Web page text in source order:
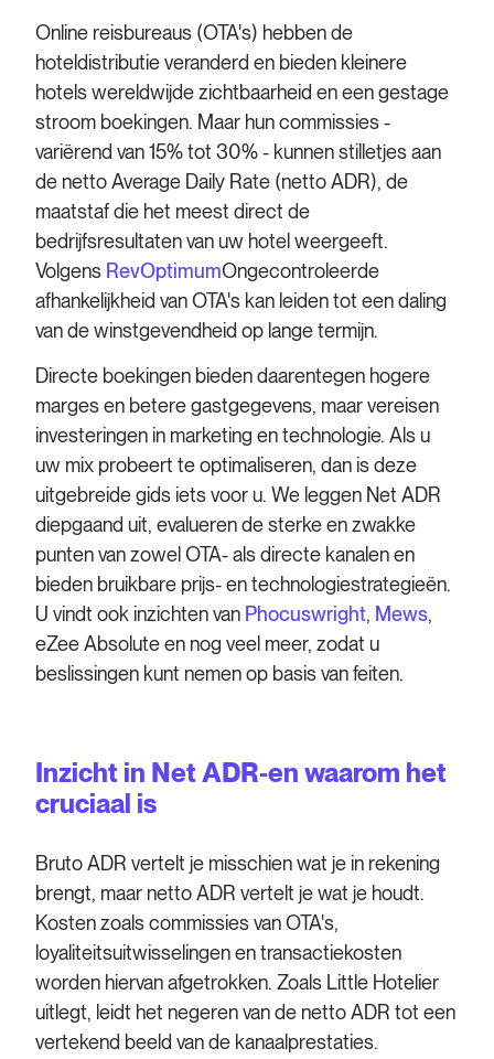
Online reisbureaus (OTA's) hebben de
hoteldistributie veranderd en bieden kleinere
hotels wereldwijde zichtbaarheid en een gestage
stroom boekingen. Maar hun commissies -
variërend van 15% tot 30% - kunnen stilletjes aan
de netto Average Daily Rate (netto ADR), de
maatstaf die het meest direct de
bedrijfsresultaten van uw hotel weergeeft.
Volgens RevOptimumOngecontroleerde
afhankelijkheid van OTA's kan leiden tot een daling
van de winstgevendheid op lange termijn.
Directe boekingen bieden daarentegen hogere
marges en betere gastgegevens, maar vereisen
investeringen in marketing en technologie. Als u
uw mix probeert te optimaliseren, dan is deze
uitgebreide gids iets voor u. We leggen Net ADR
diepgaand uit, evalueren de sterke en zwakke
punten van zowel OTA- als directe kanalen en
bieden bruikbare prijs- en technologiestrategieën.
U vindt ook inzichten van Phocuswright, Mews,
eZee Absolute en nog veel meer, zodat u
beslissingen kunt nemen op basis van feiten.
Inzicht in Net ADR-en waarom het
cruciaal is
Bruto ADR vertelt je misschien wat je in rekening
brengt, maar netto ADR vertelt je wat je houdt.
Kosten zoals commissies van OTA's,
loyaliteitsuitwisselingen en transactiekosten
worden hiervan afgetrokken. Zoals Little Hotelier
uitlegt, leidt het negeren van de netto ADR tot een
vertekend beeld van de kanaalprestaties.